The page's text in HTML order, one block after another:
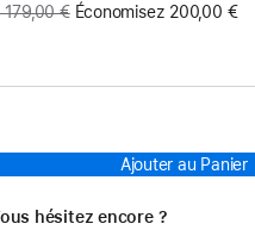
179,00 € Économisez 200,00 €
Ajouter au Panier
hésitez encore ?